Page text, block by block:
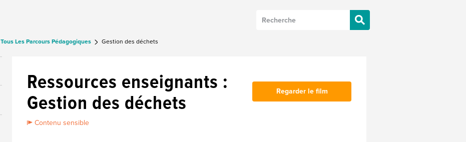
Tous Les Parcours Pédagogiques Gestion des déchets
Ressources enseignants :
Gestion des déchets
Contenu sensible
Regarder le film